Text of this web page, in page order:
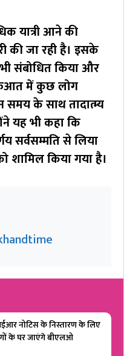
यात्री आने की
की जा रही है। इसके
संबोधित किया और
में कुछ लोग
के साथ तादात्म्य
यह भी कहा कि
सर्वसम्मति से लिया
शामिल किया गया है।
नोटिस के निस्तारण के लिए
के घर जाएंगे बीएलओ